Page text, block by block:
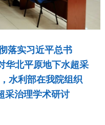
落实习近平总书
华北平原地下水超采
水利部在我院组织
采治理学术研讨